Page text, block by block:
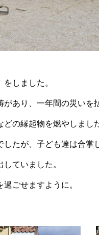
しました。
があり、一年間の災い
の縁起物を燃やしまし
したが、子ども達は合
ていました。
ごせますように。